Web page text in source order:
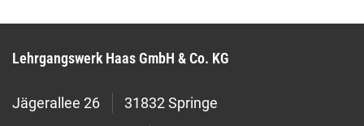
Lehrgangswerk Haas GmbH & Co. KG
Jägerallee 26 31832 Springe